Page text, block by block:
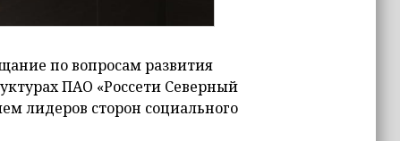
по вопросам развития
ПАО «Россети Северный
лидеров сторон социального